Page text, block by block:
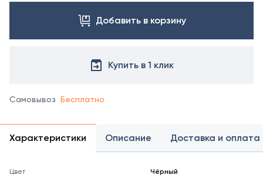
Добавить в корзину
Купить в 1 клик
Самовывоз Бесплатно
Характеристики Описание Доставка и оплата
Цвет Чёрный